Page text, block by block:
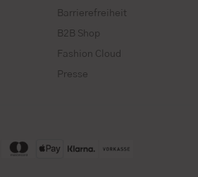
Barrierefreiheit
B2B Shop
Fashion Cloud
Presse